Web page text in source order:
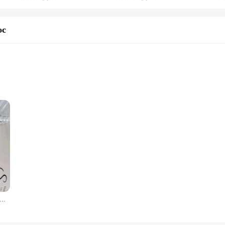
designed to hold your hair in place with a strong, non-slip grip. These
versatility of these claw clips makes them suitable for various hair types
are built to last. They resist breakage and maintain their shape, ensuring
are the perfect choice for anyone looking for a reliable hair accessory
Заколки для волос в пляжном стиле, 6 цветов